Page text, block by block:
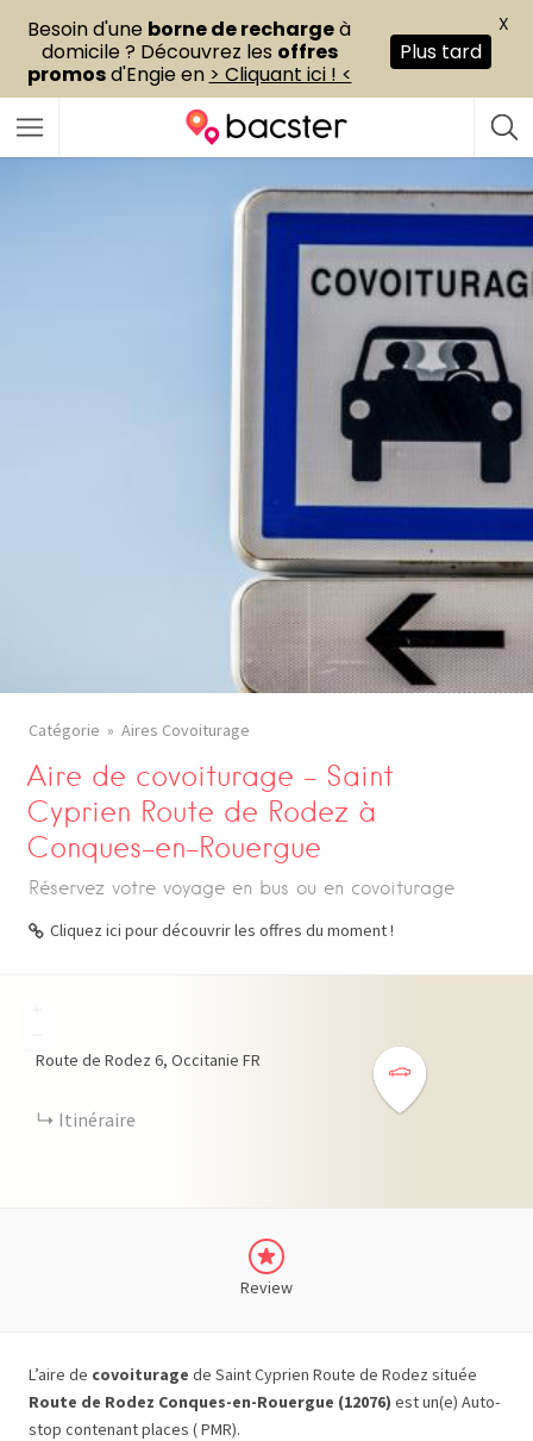
Catégorie Aires Covoiturage
Aire de covoiturage – Saint
Cyprien Route de Rodez à
Conques-en-Rouergue
Réservez votre voyage en bus ou en covoiturage
Cliquez ici pour découvrir les offres du moment !
Route de Rodez 6 Occitanie FR
Itinéraire
Review
L’aire de covoiturage de Saint Cyprien Route de Rodez située
Route de Rodez Conques-en-Rouergue (12076) est un(e) Auto-
stop contenant places ( PMR).
Besoin d'une borne de rechargeà
domicile ? Découvrez les offres
promosd'Engie en > Cliquant ici ! <
Plus tard
X